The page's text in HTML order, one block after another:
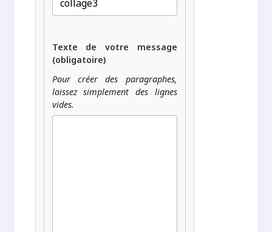
Texte de votre message
(obligatoire)
Pour créer des paragraphes,
laissez simplement des lignes
vides.